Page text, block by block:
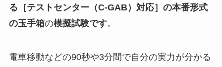
る ［テストセンター（C-GAB）対応］ の本番形式
の玉手箱の模擬試験です。
電車移動などの90秒や3分間で自分の実力が分かる